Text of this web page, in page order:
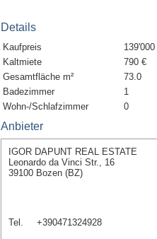
Details
Kaufpreis
139'000
Kaltmiete
790 €
Gesamtfläche m²
73.0
Badezimmer
1
Wohn-/Schlafzimmer
0
Anbieter
IGOR DAPUNT REAL ESTATE
Leonardo da Vinci Str., 16
39100 Bozen (BZ)
Tel. +390471324928